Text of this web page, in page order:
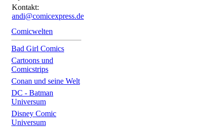
Kontakt:
andi@comicexpress.de
Comicwelten
Bad Girl Comics
Cartoons und
Comicstrips
Conan und seine Welt
DC - Batman
Universum
Disney Comic
Universum